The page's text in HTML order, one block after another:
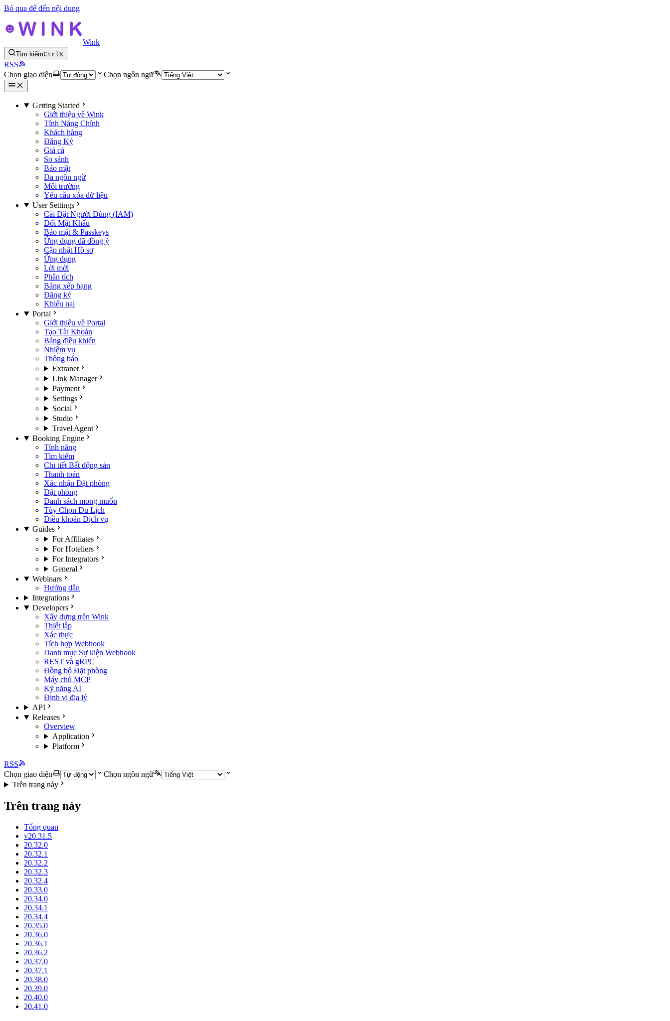
Bỏ qua để đến nội dung
Wink
Tìm kiếmCtrlK
RSS
Chọn giao diện
Chọn ngôn ngữ
Getting Started
Giới thiệu về Wink
Tính Năng Chính
Khách hàng
Đăng Ký
Giá cả
So sánh
Bảo mật
Đa ngôn ngữ
Môi trường
Yêu cầu xóa dữ liệu
User Settings
Cài Đặt Người Dùng (IAM)
Đổi Mật Khẩu
Bảo mật & Passkeys
Ứng dụng đã đồng ý
Cập nhật Hồ sơ
Ứng dụng
Lời mời
Phân tích
Bảng xếp hạng
Đăng ký
Khiếu nại
Portal
Giới thiệu về Portal
Tạo Tài Khoản
Bảng điều khiển
Nhiệm vụ
Thông báo
Extranet
Link Manager
Payment
Settings
Social
Studio
Travel Agent
Booking Engine
Tính năng
Tìm kiếm
Chi tiết Bất động sản
Thanh toán
Xác nhận Đặt phòng
Đặt phòng
Danh sách mong muốn
Tùy Chọn Du Lịch
Điều khoản Dịch vụ
Guides
For Affiliates
For Hoteliers
For Integrators
General
Webinars
Hướng dẫn
Integrations
Developers
Xây dựng trên Wink
Thiết lập
Xác thực
Tích hợp Webhook
Danh mục Sự kiện Webhook
REST và gRPC
Đồng bộ Đặt phòng
Máy chủ MCP
Kỹ năng AI
Định vị địa lý
API
Releases
Overview
Application
Platform
RSS
Chọn giao diện
Chọn ngôn ngữ
Trên trang này
Trên trang này
Tổng quan
v20.31.5
20.32.0
20.32.1
20.32.2
20.32.3
20.32.4
20.33.0
20.34.0
20.34.1
20.34.4
20.35.0
20.36.0
20.36.1
20.36.2
20.37.0
20.37.1
20.38.0
20.39.0
20.40.0
20.41.0